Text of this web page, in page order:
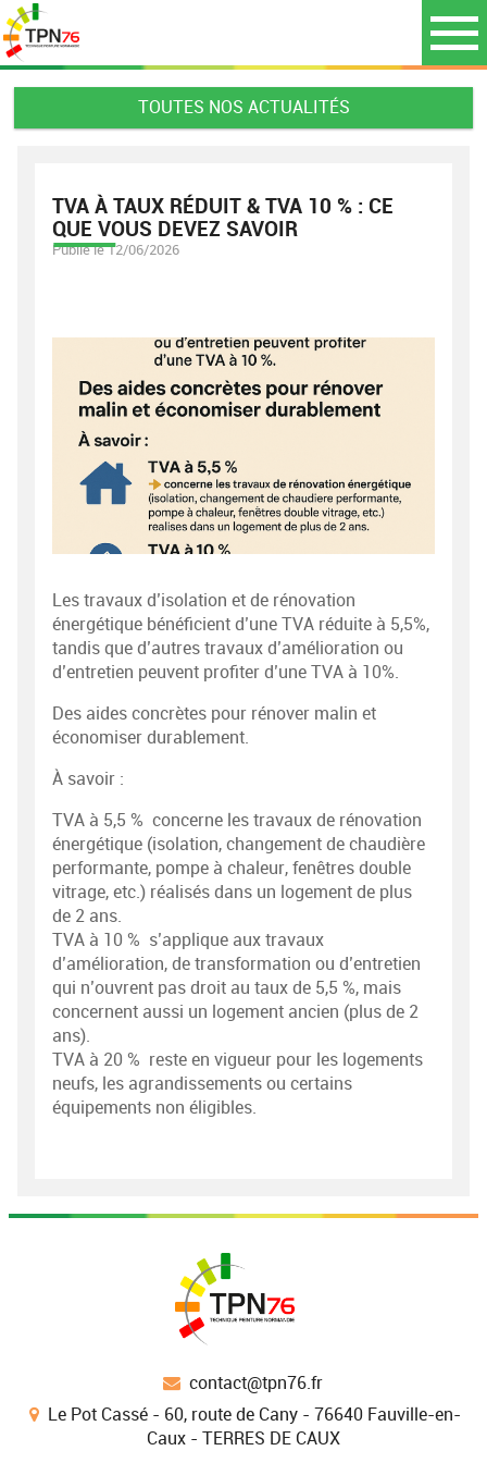
TOUTES NOS ACTUALITÉS
TVA À TAUX RÉDUIT & TVA 10 % : CE
QUE VOUS DEVEZ SAVOIR
Publié le 12/06/2026
Les travaux d’isolation et de rénovation
énergétique bénéficient d’une TVA réduite à 5,5%,
tandis que d’autres travaux d’amélioration ou
d’entretien peuvent profiter d’une TVA à 10%.
Des aides concrètes pour rénover malin et
économiser durablement.
À savoir :
TVA à 5,5 % concerne les travaux de rénovation
énergétique (isolation, changement de chaudière
performante, pompe à chaleur, fenêtres double
vitrage, etc.) réalisés dans un logement de plus
de 2 ans.
TVA à 10 % s’applique aux travaux
d’amélioration, de transformation ou d’entretien
qui n’ouvrent pas droit au taux de 5,5 %, mais
concernent aussi un logement ancien (plus de 2
ans).
TVA à 20 % reste en vigueur pour les logements
neufs, les agrandissements ou certains
équipements non éligibles.
contact@tpn76.fr
Le Pot Cassé - 60, route de Cany - 76640 Fauville-en-
Caux - TERRES DE CAUX